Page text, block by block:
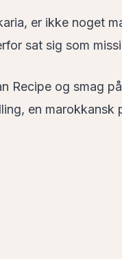
er ikke noget
sat sig som
Recipe og smag
en marokkansk